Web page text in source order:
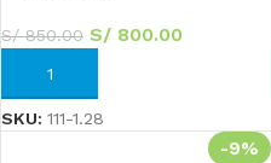
S/850.00 S/ 800.00
AÑADIR AL CARRITO
SKU: 111-1.28
-9%